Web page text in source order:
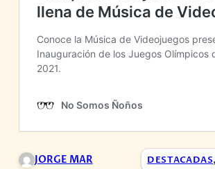
JORGE MAR DESTACADAS,